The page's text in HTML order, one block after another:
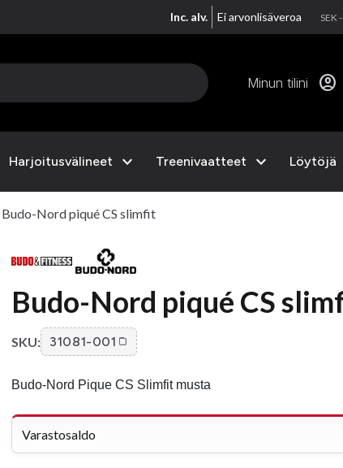
Inc. alv. Ei arvonlisäveroa SEK
Minun tilini account_circle
Harjoitusvälineet expand_more Treenivaatteet expand_more Löytöjä
Budo-Nord piqué CS slimfit
Budo-Nord piqué CS
SKU: 31081-001
Budo-Nord Pique CS Slimfit musta
Varastosaldo